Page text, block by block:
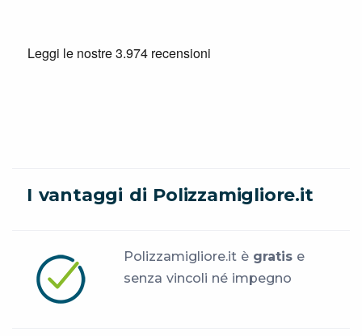
I vantaggi di Polizzamigliore.it
Polizzamigliore.it è gratis e
senza vincoli né impegno